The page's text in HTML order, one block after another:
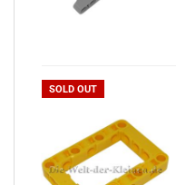
SOLD OUT